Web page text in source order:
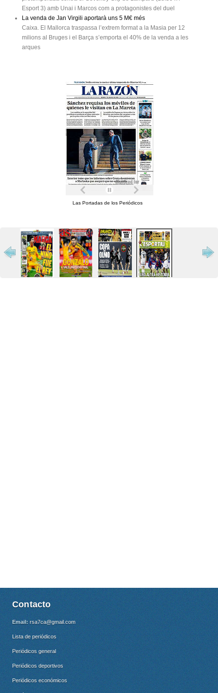
Esport 3) amb Unai i Marcos com a protagonistes del duel
La venda de Jan Virgili aportarà uns 5 M€ més
Caixa. El Mallorca traspassa l’extrem format a la Masia per 12
milions al Bruges i el Barça s’emporta el 40% de la venda a les
arques
Las Portadas de los Periódicos
Contacto
Email: rsa7ca@gmail.com
Lista de periódicos
Periódicos general
Periódicos deportivos
Periódicos económicos